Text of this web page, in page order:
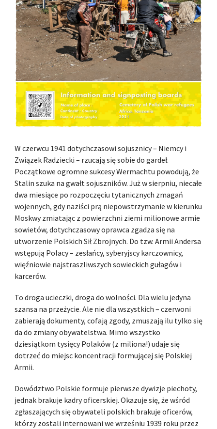
W czerwcu 1941 dotychczasowi sojusznicy – Niemcy i
Związek Radziecki – rzucają się sobie do gardeł.
Początkowe ogromne sukcesy Wermachtu powodują, że
Stalin szuka na gwałt sojuszników. Już w sierpniu, niecałe
dwa miesiące po rozpoczęciu tytanicznych zmagań
wojennych, gdy naziści prą niepowstrzymanie w kierunku
Moskwy zmiatając z powierzchni ziemi milionowe armie
sowietów, dotychczasowy oprawca zgadza się na
utworzenie Polskich Sił Zbrojnych. Do tzw. Armii Andersa
wstępują Polacy – zesłańcy, syberyjscy karczownicy,
więźniowie najstraszliwszych sowieckich gułagów i
karcerów.
To droga ucieczki, droga do wolności. Dla wielu jedyna
szansa na przeżycie. Ale nie dla wszystkich – czerwoni
zabierają dokumenty, cofają zgody, zmuszają ilu tylko się
da do zmiany obywatelstwa. Mimo wszystko
dziesiątkom tysięcy Polaków (z miliona!) udaje się
dotrzeć do miejsc koncentracji formującej się Polskiej
Armii.
Dowództwo Polskie formuje pierwsze dywizje piechoty,
jednak brakuje kadry oficerskiej. Okazuje się, że wśród
zgłaszających się obywateli polskich brakuje oficerów,
którzy zostali internowani we wrześniu 1939 roku przez